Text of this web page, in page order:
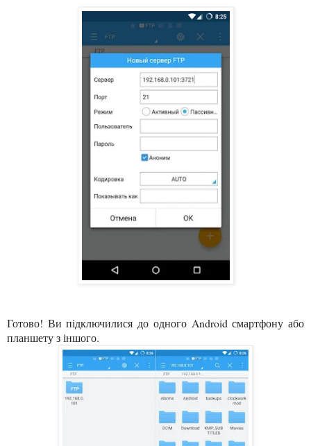
Готово! Ви підключилися до одного Android смартфону або
планшету з іншого.